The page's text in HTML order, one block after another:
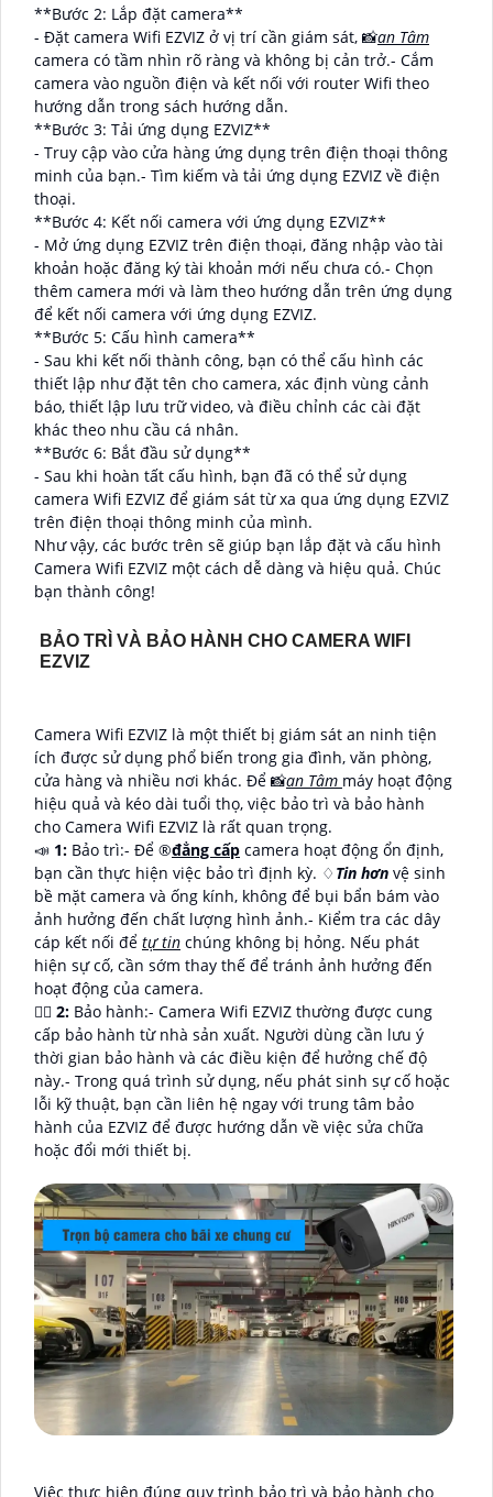
**Bước 2: Lắp đặt camera**
- Đặt camera Wifi EZVIZ ở vị trí cần giám sát, 📸an Tâm
camera có tầm nhìn rõ ràng và không bị cản trở.- Cắm
camera vào nguồn điện và kết nối với router Wifi theo
hướng dẫn trong sách hướng dẫn.
**Bước 3: Tải ứng dụng EZVIZ**
- Truy cập vào cửa hàng ứng dụng trên điện thoại thông
minh của bạn.- Tìm kiếm và tải ứng dụng EZVIZ về điện
thoại.
**Bước 4: Kết nối camera với ứng dụng EZVIZ**
- Mở ứng dụng EZVIZ trên điện thoại, đăng nhập vào tài
khoản hoặc đăng ký tài khoản mới nếu chưa có.- Chọn
thêm camera mới và làm theo hướng dẫn trên ứng dụng
để kết nối camera với ứng dụng EZVIZ.
**Bước 5: Cấu hình camera**
- Sau khi kết nối thành công, bạn có thể cấu hình các
thiết lập như đặt tên cho camera, xác định vùng cảnh
báo, thiết lập lưu trữ video, và điều chỉnh các cài đặt
khác theo nhu cầu cá nhân.
**Bước 6: Bắt đầu sử dụng**
- Sau khi hoàn tất cấu hình, bạn đã có thể sử dụng
camera Wifi EZVIZ để giám sát từ xa qua ứng dụng EZVIZ
trên điện thoại thông minh của mình.
Như vậy, các bước trên sẽ giúp bạn lắp đặt và cấu hình
Camera Wifi EZVIZ một cách dễ dàng và hiệu quả. Chúc
bạn thành công!
BẢO TRÌ VÀ BẢO HÀNH CHO CAMERA WIFI
EZVIZ
Camera Wifi EZVIZ là một thiết bị giám sát an ninh tiện
ích được sử dụng phổ biến trong gia đình, văn phòng,
cửa hàng và nhiều nơi khác. Để 📸an Tâm máy hoạt động
hiệu quả và kéo dài tuổi thọ, việc bảo trì và bảo hành
cho Camera Wifi EZVIZ là rất quan trọng.
📣 1: Bảo trì:- Để ®️đẳng cấp camera hoạt động ổn định,
bạn cần thực hiện việc bảo trì định kỳ. ♢ Tin hơn vệ sinh
bề mặt camera và ống kính, không để bụi bẩn bám vào
ảnh hưởng đến chất lượng hình ảnh.- Kiểm tra các dây
cáp kết nối để tự tin chúng không bị hỏng. Nếu phát
hiện sự cố, cần sớm thay thế để tránh ảnh hưởng đến
hoạt động của camera.
🙆‍♀️ 2: Bảo hành:- Camera Wifi EZVIZ thường được cung
cấp bảo hành từ nhà sản xuất. Người dùng cần lưu ý
thời gian bảo hành và các điều kiện để hưởng chế độ
này.- Trong quá trình sử dụng, nếu phát sinh sự cố hoặc
lỗi kỹ thuật, bạn cần liên hệ ngay với trung tâm bảo
hành của EZVIZ để được hướng dẫn về việc sửa chữa
hoặc đổi mới thiết bị.
Việc thực hiện đúng quy trình bảo trì và bảo hành cho